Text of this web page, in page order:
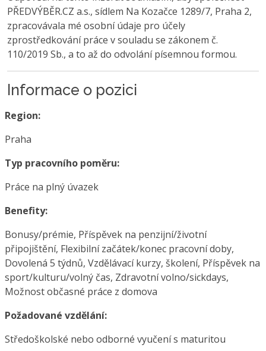
PŘEDVÝBĚR.CZ a.s., sídlem Na Kozačce 1289/7, Praha 2,
zpracovávala mé osobní údaje pro účely
zprostředkování práce v souladu se zákonem č.
110/2019 Sb., a to až do odvolání písemnou formou.
Informace o pozici
Region:
Praha
Typ pracovního poměru:
Práce na plný úvazek
Benefity:
Bonusy/prémie, Příspěvek na penzijní/životní
připojištění, Flexibilní začátek/konec pracovní doby,
Dovolená 5 týdnů, Vzdělávací kurzy, školení, Příspěvek na
sport/kulturu/volný čas, Zdravotní volno/sickdays,
Možnost občasné práce z domova
Požadované vzdělání:
Středoškolské nebo odborné vyučení s maturitou